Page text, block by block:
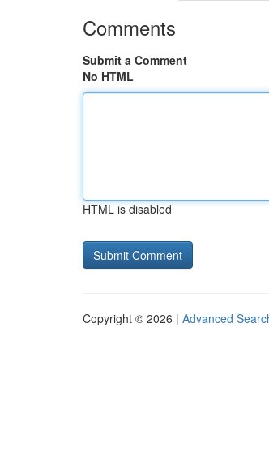
Comments
Submit a Comment
No HTML
HTML is disabled
Copyright © 2026 | Advanced